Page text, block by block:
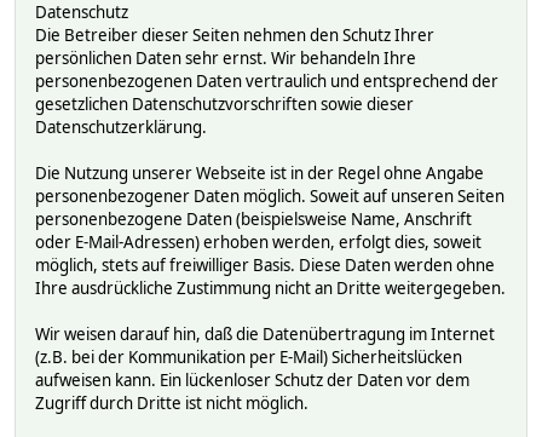
Datenschutz
Die Betreiber dieser Seiten nehmen den Schutz Ihrer
persönlichen Daten sehr ernst. Wir behandeln Ihre
personenbezogenen Daten vertraulich und entsprechend der
gesetzlichen Datenschutzvorschriften sowie dieser
Datenschutzerklärung.
Die Nutzung unserer Webseite ist in der Regel ohne Angabe
personenbezogener Daten möglich. Soweit auf unseren Seiten
personenbezogene Daten (beispielsweise Name, Anschrift
oder E-Mail-Adressen) erhoben werden, erfolgt dies, soweit
möglich, stets auf freiwilliger Basis. Diese Daten werden ohne
Ihre ausdrückliche Zustimmung nicht an Dritte weitergegeben.
Wir weisen darauf hin, daß die Datenübertragung im Internet
(z.B. bei der Kommunikation per E-Mail) Sicherheitslücken
aufweisen kann. Ein lückenloser Schutz der Daten vor dem
Zugriff durch Dritte ist nicht möglich.